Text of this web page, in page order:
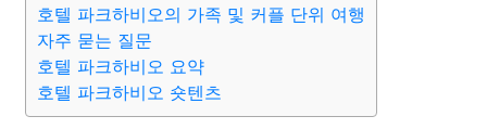
호텔 파크하비오의 가족 및 커플 단위 여행
자주 묻는 질문
호텔 파크하비오 요약
호텔 파크하비오 숏텐츠